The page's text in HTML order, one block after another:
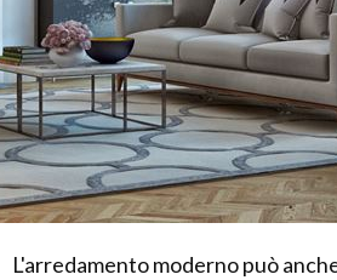
L'arredamento moderno può